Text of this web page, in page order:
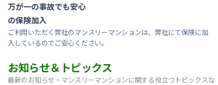
万が一の事故でも安心
の保険加入
ご利用いただく弊社のマンスリーマンションは、弊社にて保険に加
入しているのでご安心ください。
お知らせ＆トピックス
最新のお知らせ・マンスリーマンションに関する役立つトピックスな